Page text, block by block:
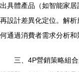
出具體產品（如智能家居
再設計差異化定位。解析應
何通過消費者需求分析和競
三、4P營銷策略組